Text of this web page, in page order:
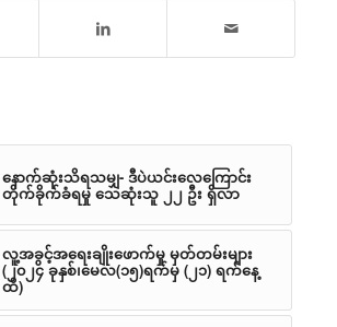
နောက်ဆုံးသိရသမျှ- ဒီပဲယင်းလေကြောင်း
တိုက်ခိုက်ခံရမှု သေဆုံးသူ ၂၂ ဦး ရှိလာ
လူ့အခွင့်အရေးချိုးဖောက်မှု မှတ်တမ်းများ
(၂၀၂၄ ခုနှစ်၊မေလ(၁၅)ရက်မှ (၂၁) ရက်နေ့
ထိ)